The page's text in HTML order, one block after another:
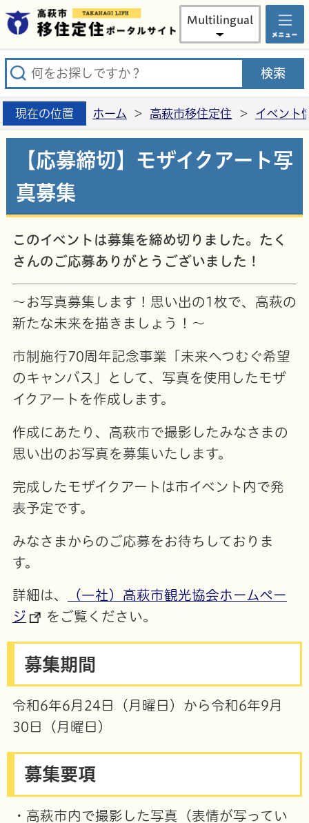
高萩
Multilingual
現在の位置 ホーム > 高萩市移住定住 > イベント
【応募締切】モザイクアート写
真募集
このイベントは募集を締め切りました。たく
さんのご応募ありがとうございました！
～お写真募集します！思い出の1枚で、高萩の
新たな未来を描きましょう！～
市制施行70周年記念事業「未来へつむぐ希望
のキャンバス」として、写真を使用したモザ
イクアートを作成します。
作成にあたり、高萩市で撮影したみなさまの
思い出のお写真を募集いたします。
完成したモザイクアートは市イベント内で発
表予定です。
みなさまからのご応募をお待ちしておりま
す。
詳細は、
（一社）高萩市観光協会ホームペー
ジ
をご覧ください。
募集期間
令和6年6月24日（月曜日）から令和6年9月
30日（月曜日）
募集要項
・高萩市内で撮影した写真（表情が写ってい